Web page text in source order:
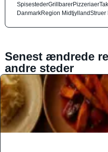
SpisestederGrillbarerPizzeriaer
DanmarkRegion MidtjyllandStruer
Senest ændrede
andre steder